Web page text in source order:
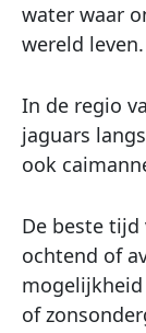
water waar
wereld leven.
In de regio
jaguars
ook
De beste
ochtend of
of